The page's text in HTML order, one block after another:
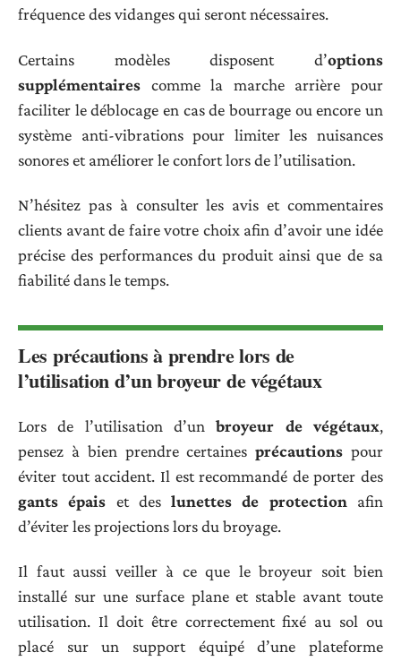
fréquence des vidanges qui seront nécessaires.
Certains modèles disposent d’options
supplémentaires comme la marche arrière pour
faciliter le déblocage en cas de bourrage ou encore un
système anti-vibrations pour limiter les nuisances
sonores et améliorer le confort lors de l’utilisation.
N’hésitez pas à consulter les avis et commentaires
clients avant de faire votre choix afin d’avoir une idée
précise des performances du produit ainsi que de sa
fiabilité dans le temps.
Les précautions à prendre lors de
l’utilisation d’un broyeur de végétaux
Lors de l’utilisation d’unbroyeur de végétaux,
pensez à bien prendre certainesprécautions pour
éviter tout accident. Il est recommandé de porter des
gants épais et deslunettes de protection afin
d’éviter les projections lors du broyage.
Il faut aussi veiller à ce que le broyeur soit bien
installé sur une surface plane et stable avant toute
utilisation. Il doit être correctement fixé au sol ou
placé sur un support équipé d’une plateforme